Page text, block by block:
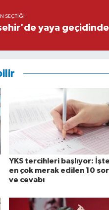
SEÇTIĞI
yaya
YKS tercihleri başlıyor: İşte
en çok merak edilen 10
ve cevabı